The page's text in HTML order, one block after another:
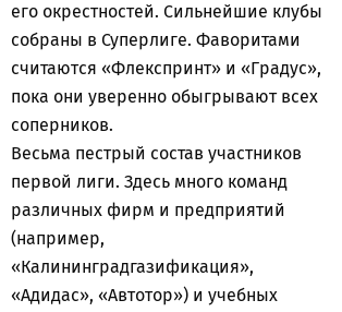
его окрестностей. Сильнейшие клубы
собраны в Суперлиге. Фаворитами
считаются «Флекспринт» и «Градус»,
пока они уверенно обыгрывают всех
соперников.
Весьма пестрый состав участников
первой лиги. Здесь много команд
различных фирм и предприятий
(например,
«Калининградгазификация»,
«Адидас», «Автотор») и учебных